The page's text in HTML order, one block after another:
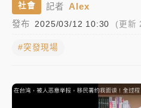
父親節泡湯了！中颱白海豚
雨熱區曝
暑假過三周才推「E宿新北
社會 記者 Alex
發布 2025/03/12 10:30 (更新
#突發現場